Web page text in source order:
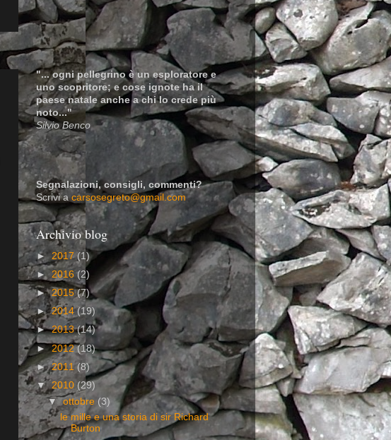
"... ogni pellegrino è un esploratore e
uno scopritore; e cose ignote ha il
paese natale anche a chi lo crede più
noto..."
Silvio Benco
Segnalazioni, consigli, commenti?
Scrivi acarsosegreto@gmail.com
Archivio blog
► 2017(1)
►2016(2)
►2015(7)
►2014(19)
►2013(14)
►2012(18)
►2011 (8)
▼ 2010 (29)
▼ottobre (3)
le mille e una storia di sir Richard
Burton